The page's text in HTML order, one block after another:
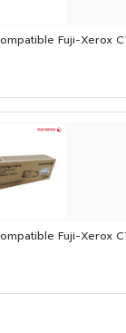
Fuji-Xerox
Fuji-Xerox